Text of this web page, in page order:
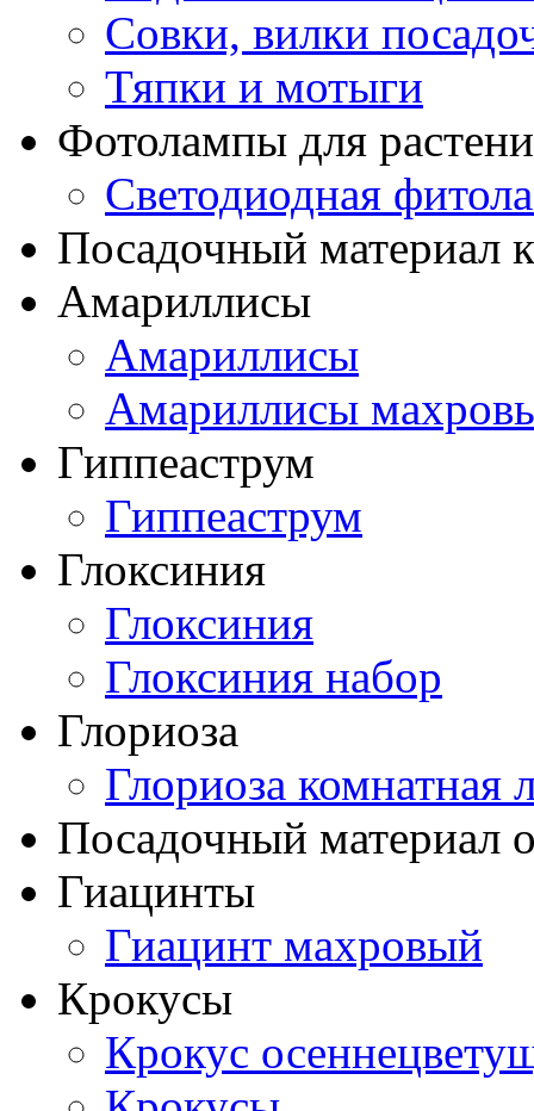
Совки, вилки
Тяпки и мотыги
Фотолампы для
Светодиодная
Посадочный материал
Амариллисы
Амариллисы
Амариллисы
Гиппеаструм
Гиппеаструм
Глоксиния
Глоксиния
Глоксиния набор
Глориоза
Глориоза комнатная
Посадочный материал
Гиацинты
Гиацинт махровый
Крокусы
Крокус